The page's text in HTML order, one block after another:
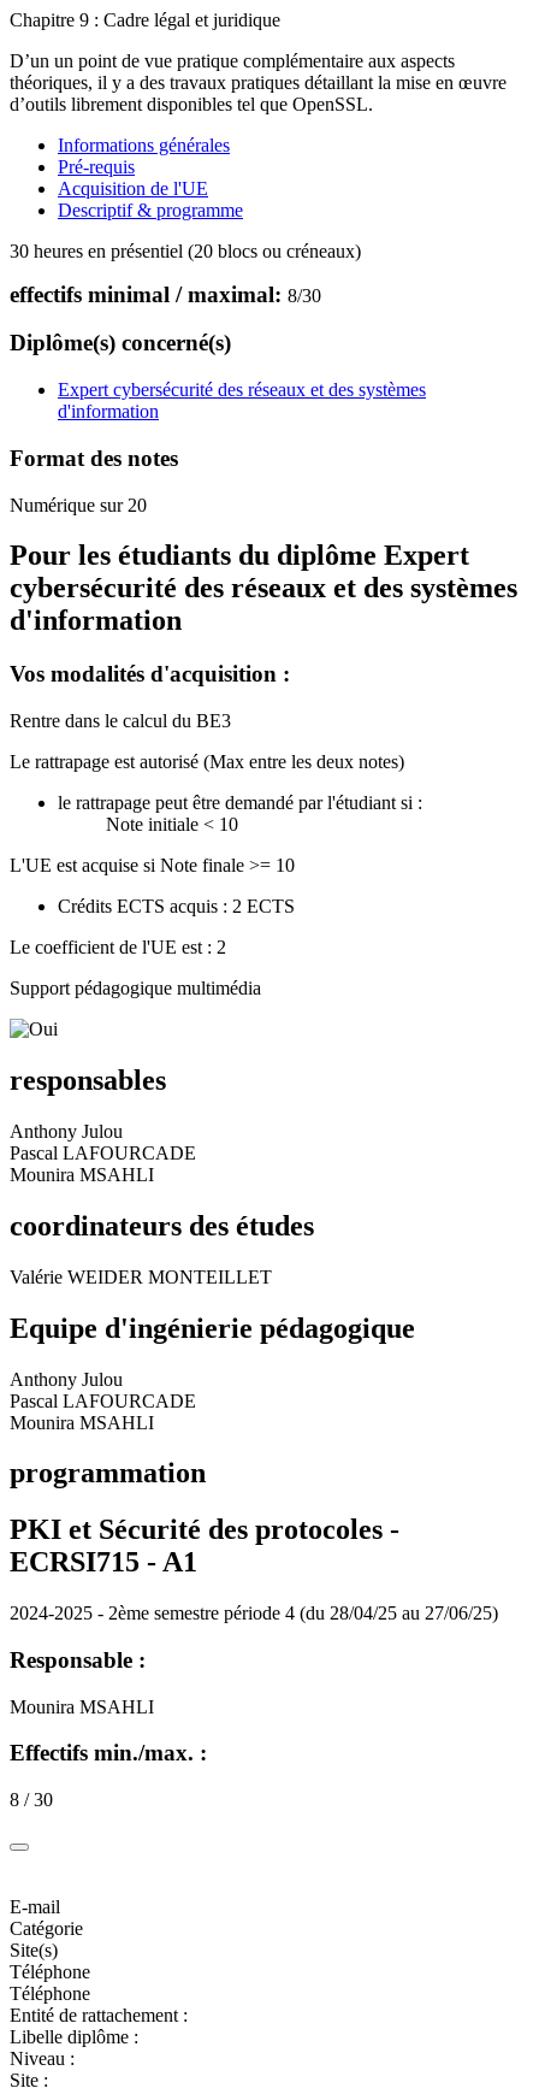
Chapitre 9 : Cadre légal et juridique
D’un un point de vue pratique complémentaire aux aspects
théoriques, il y a des travaux pratiques détaillant la mise en œuvre
d’outils librement disponibles tel que OpenSSL.
Informations générales
Pré-requis
Acquisition de l'UE
Descriptif & programme
30 heures en présentiel (20 blocs ou créneaux)
effectifs minimal / maximal: 8/30
Diplôme(s) concerné(s)
Expert cybersécurité des réseaux et des systèmes
d'information
Format des notes
Numérique sur 20
Pour les étudiants du diplôme Expert
cybersécurité des réseaux et des systèmes
d'information
Vos modalités d'acquisition :
Rentre dans le calcul du BE3
Le rattrapage est autorisé (Max entre les deux notes)
le rattrapage peut être demandé par l'étudiant si :
Note initiale < 10
L'UE est acquise si Note finale >= 10
Crédits ECTS acquis : 2 ECTS
Le coefficient de l'UE est : 2
Support pédagogique multimédia
responsables
Anthony Julou
Pascal LAFOURCADE
Mounira MSAHLI
coordinateurs des études
Valérie WEIDER MONTEILLET
Equipe d'ingénierie pédagogique
Anthony Julou
Pascal LAFOURCADE
Mounira MSAHLI
programmation
PKI et Sécurité des protocoles -
ECRSI715 -A1
2024-2025 - 2ème semestre période 4 (du 28/04/25 au 27/06/25)
Responsable :
Mounira MSAHLI
Effectifs min./max. :
8 / 30
E-mail
Catégorie
Site(s)
Téléphone
Téléphone
Entité de rattachement :
Libelle diplôme :
Niveau :
Site :